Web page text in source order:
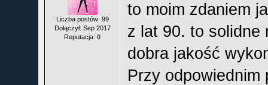
Liczba postów: 99
Dołączył: Sep 2017
Reputacja: 0
to moim zdaniem
z lat 90. to solidne
dobra jakość
Przy odpowiednim